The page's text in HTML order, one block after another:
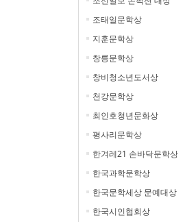
조태일문학상
지훈문학상
창릉문학상
창비청소년도서상
천강문학상
최인호청년문화상
평사리문학상
한겨레21 손바닥문학상
한국과학문학상
한국문학세상 문예대상
한국시인협회상